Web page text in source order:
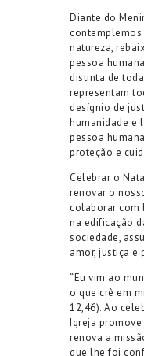
Diante do
contemplemos
natureza,
pessoa
distinta de
representam
desígnio de
humanidade e
pessoa
proteção e
Celebrar o
renovar o
colaborar com
na edificação
sociedade,
amor, justiça e
“Eu vim ao
o que crê em
12,46). Ao
Igreja promove
renova a
que lhe foi